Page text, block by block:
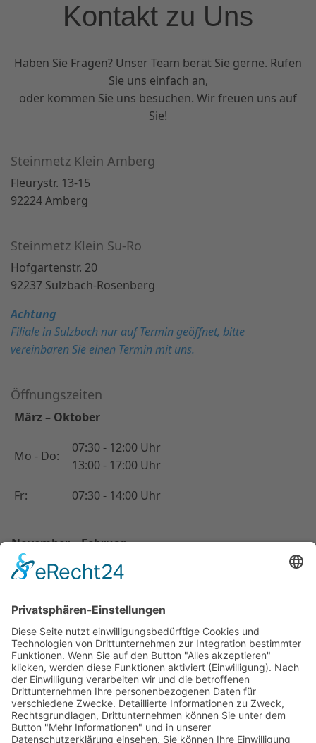
Kontakt zu Uns
Haben Sie Fragen? Unser Team berät Sie gerne. Rufen
Sie uns einfach an,
oder kommen Sie uns besuchen. Wir freuen uns auf
Sie!
Steinmetz Klein Amberg
Fleurystr. 13-15
92224 Amberg
Steinmetz Klein Su-Ro
Hofgartenstr. 20
92237 Sulzbach-Rosenberg
Achtung
Filiale in Sulzbach nur auf Termin geöffnet, bitte
vereinbaren Sie einen Termin mit uns.
Öffnungszeiten
März – Oktober
Mo - Do:
07:30 - 12:00 Uhr
13:00 - 17:00 Uhr
Fr:
07:30 - 14:00 Uhr
November – Februar
Mo - Do:
08:30 - 12:00 Uhr
08:30 - 14:00 Uhr
Kontakt
Tel.:
09621 - 121 51
Fax:
09621 - 424 05
amberg@steinmetz-klein.de